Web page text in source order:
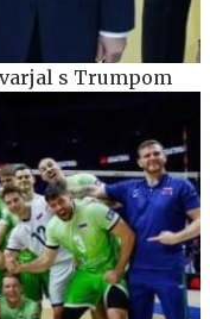
s Trumpom